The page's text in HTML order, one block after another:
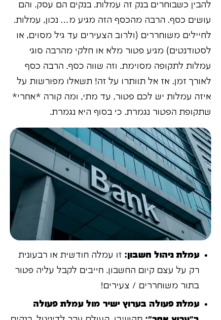
להבין כשבוחרים בנק זה עמלות. בנקים הם עסק. והם
עושים כסף. הרבה מהכסף הזה מגיע מ… נכון, עמלות.
לחיילים משוחררים (ולרוב הצעירים עד גיל מסוים, או
לסטודנטים) מגיע פטור מלא או חלקי מהרבה סוגי
עמלות לתקופה מסוימת. וזה שווה כסף. הרבה כסף
לאורך זמן. אז אל תוותרו על זה! תשאלו מפורשות על
איזה עמלות יש לכם פטור, עד מתי, ומה קורה *אחרי*
שתקופת הפטור נגמרת. כי בסוף היא נגמרת.
עמלת ניהול חשבון: זו עמלה חודשית או רבעונית
רק על עצם קיום החשבון. חייבים לקבל עליה פטור
בתור משוחררים / צעירים!
עמלת פעולה בערוץ ישיר מול עמלת פעולה